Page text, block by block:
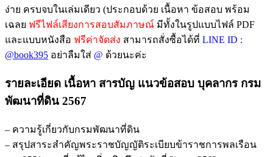
ง่าย ครบจบในเล่มเดียว (ประกอบด้วย เนื้อหา ข้อสอบ พร้อม
เฉลย ฟรีไฟล์เสียงการสอบสัมภาษณ์ มีทั้งในรูปแบบไฟล์ PDF
และแบบหนังสือ ฟรีค่าจัดส่ง สามารถสั่งซื้อได้ที่ LINE ID :
@book395 อย่าลืมใส่ @ ด้วยนะค่ะ
รายละเอียด เนื้อหา สารบัญ แนวข้อสอบ บุคลากร กรม
พัฒนาที่ดิน 2567
– ความรู้เกี่ยวกับกรมพัฒนาที่ดิน
– สรุปสาระสำคัญพระราชบัญญัติระเบียบข้าราชการพลเรือน